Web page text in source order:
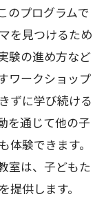
のプログラムで
を見つけるため
験の進め方など
ワークショップ
ずに学び続ける
を通じて他の子
験できます。
室は、子どもた
供します。